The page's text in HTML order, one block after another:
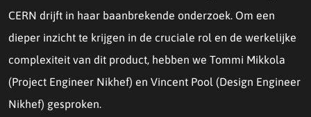
CERN drijft in haar baanbrekende onderzoek. Om een
dieper inzicht te krijgen in de cruciale rol en de werkelijke
complexiteit van dit product, hebben we Tommi Mikkola
(Project Engineer Nikhef) en Vincent Pool (Design Engineer
Nikhef) gesproken.